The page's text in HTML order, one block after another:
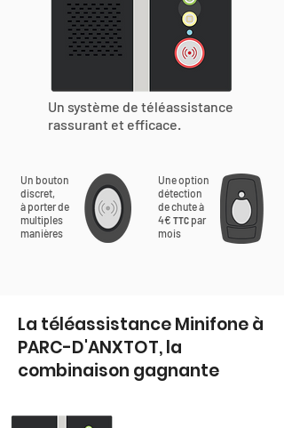
Un système de téléassistance
rassurant et efficace.
Un bouton
discret,
à porter de
multiples
manières
Une option
détection
de chute à
4€ TTC par
mois
La téléassistance Minifone à
PARC-D'ANXTOT, la
combinaison gagnante